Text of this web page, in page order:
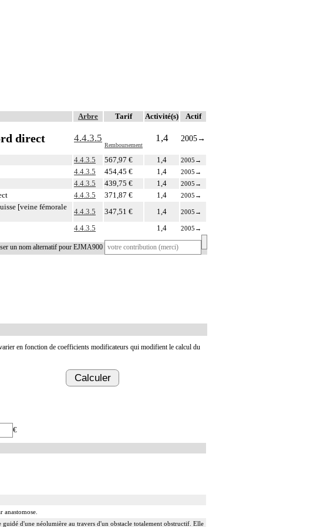
Arbre Tarif Activité(s) Actif
direct 4.4.3.5
Remboursement
1,4 2005→
4.4.3.5 567,97 € 1,4 2005 →
4.4.3.5 454,45 € 1,4 2005 →
4.4.3.5 439,75 € 1,4 2005 →
4.4.3.5 371,87 € 1,4 2005 →
[veine fémorale
4.4.3.5 347,51 € 1,4 2005 →
4.4.3.5 1,4 2005 →
un nom alternatif pour EJMA900
en fonction de coefficients modificateurs qui modifient le calcul du
Calculer
€
anastomose.
d'une néolumière au travers d'un obstacle totalement obstructif. Elle